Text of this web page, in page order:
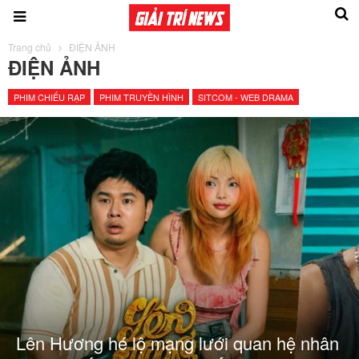
Trang chủ ĐIỆN ẢNH
ĐIỆN ẢNH
PHIM CHIẾU RẠP PHIM TRUYỀN HÌNH SITCOM - WEB DRAMA
Lên Hương hé lộ mạng lưới quan hệ nhân